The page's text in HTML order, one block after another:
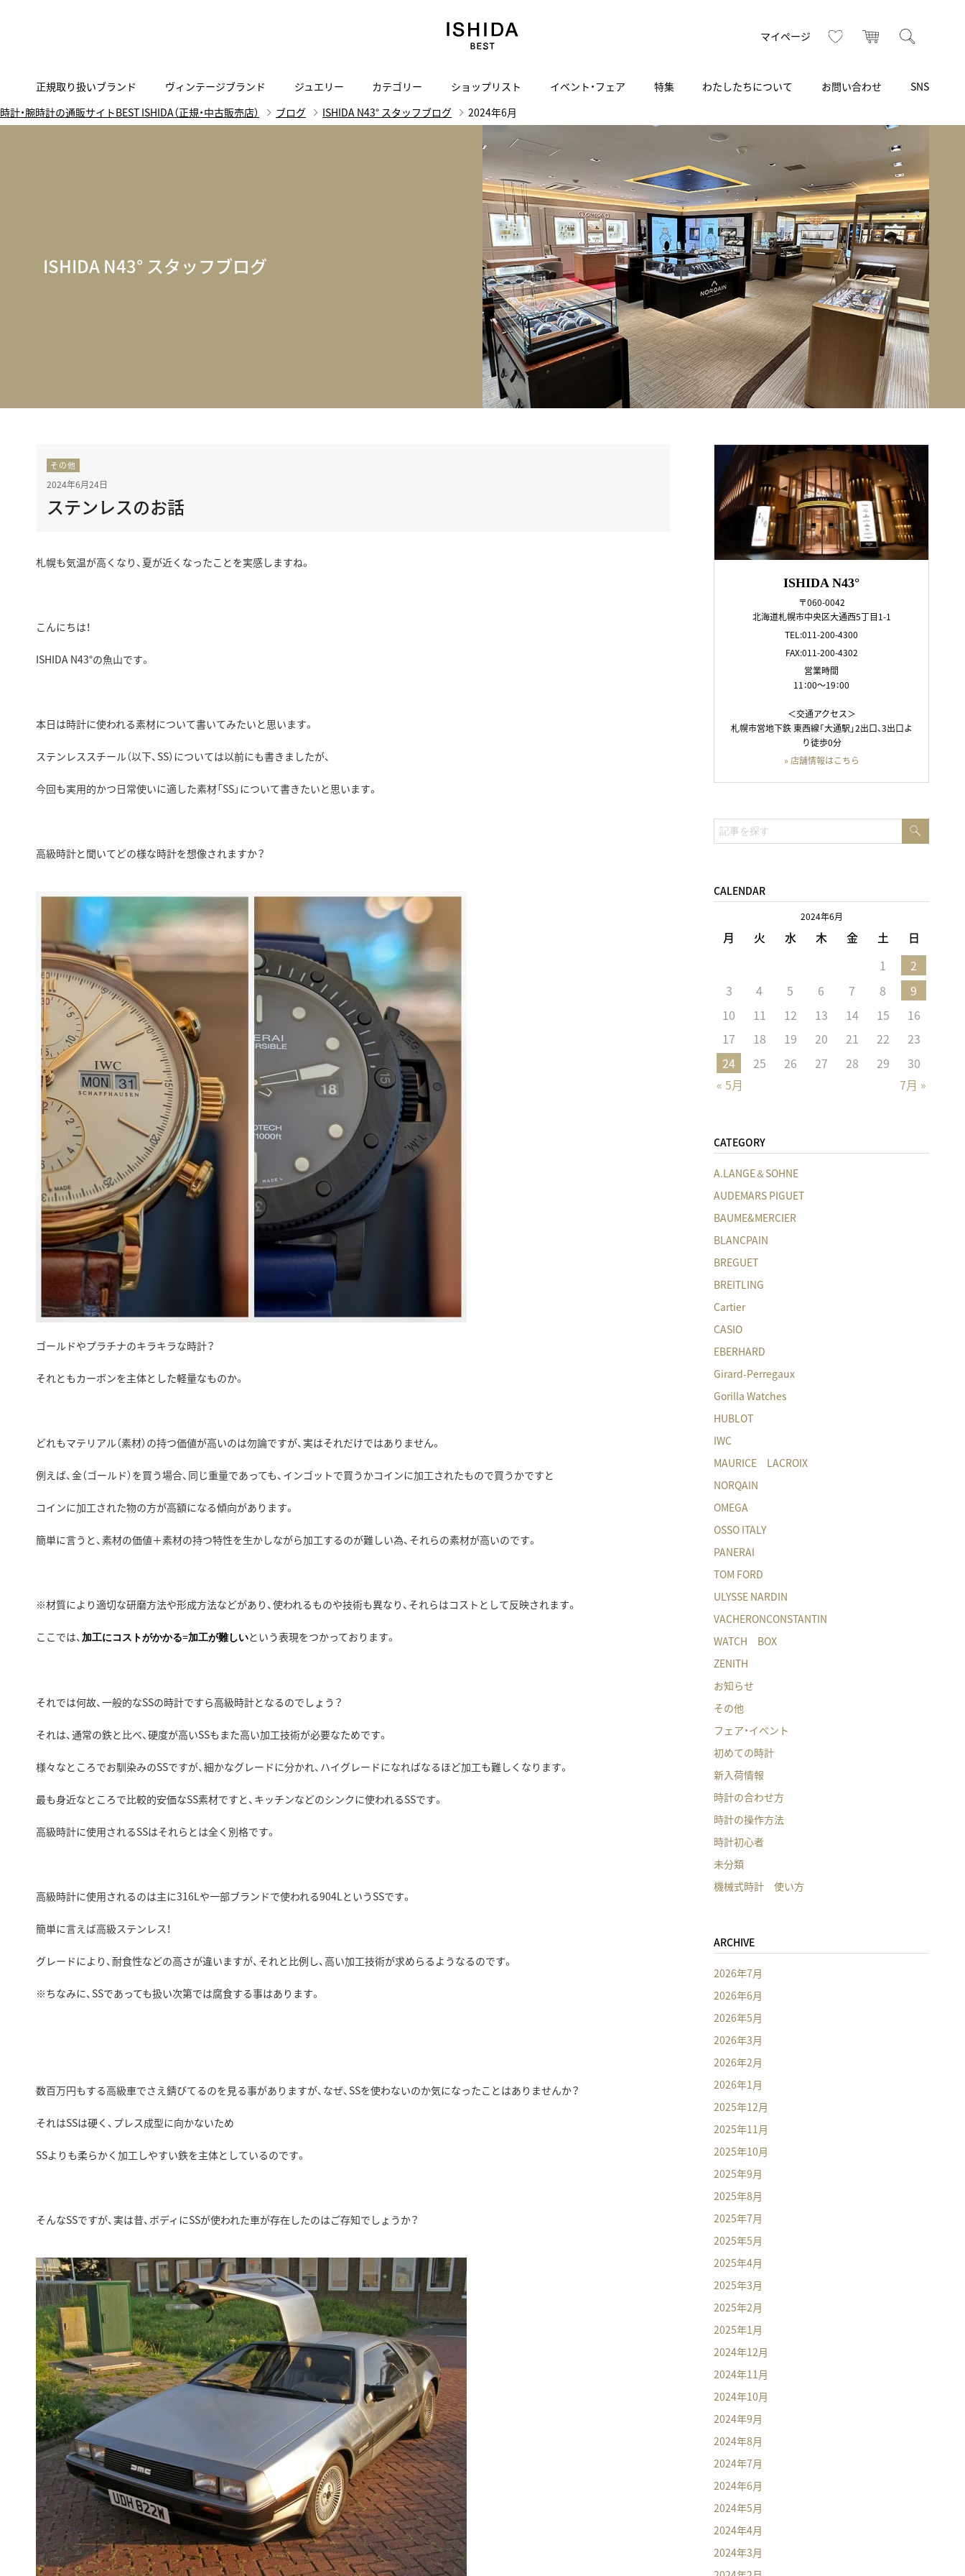
マイページ お気に入りカート
正規取り扱いブランド
A B C D E F G H I J K L M
amazfit
アマズフィット
AMIDA
アミダ
ARMINSTROM
アーミンシュトローム
Arnold & Son
アーノルド＆サン
正規取り扱いブランド一覧はこちら
ヴィンテージブランド
買取り・下取り・委託サービスについて
検索
ヴィンテージブランド一覧はこちら
ジュエリー カテゴリー
ヴィンテージブランド
スマートウォッチ
ISHIDA いいモノ Selection
いいモノ Gift selection
i.s.d.(アイエスディー)
ショップリスト
ISHIDA N43°（札幌）
Luxury Time Lounge ブライトリング ブティック 銀座
ブライトリング ブティック GINZA SIX IWC 表参道ブティック BEST VINTAGE新宿
BEST VINTAGEヒューリックスクエア札幌
ショップリスト一覧はこちら
イベント・フェア 特集 わたしたちについて
代表メッセージ 会社概要
お問い合わせ
お問い合わせ ご来店の予約
SNS
INSTAGRAM
TikTok
時計・腕時計の通販サイトBEST ISHIDA（正規・中古販売店） ブログ ISHIDA N43° スタッフブログ 2024年6月
ISHIDA N43° スタッフブログ
その他
2024年6月24日
ステンレスのお話
札幌も気温が高くなり、夏が近くなったことを実感しますね。
こんにちは！
ISHIDA N43°の魚山です。
本日は時計に使われる素材について書いてみたいと思います。
ステンレススチール（以下、SS）については以前にも書きましたが、
今回も実用的かつ日常使いに適した素材「SS」について書きたいと思います。
高級時計と聞いてどの様な時計を想像されますか？
ゴールドやプラチナのキラキラな時計？
それともカーボンを主体とした軽量なものか。
どれもマテリアル（素材）の持つ価値が高いのは勿論ですが、実はそれだけではありません。
例えば、金（ゴールド）を買う場合、同じ重量であっても、インゴットで買うかコインに加工されたもので買うかですと
コインに加工された物の方が高額になる傾向があります。
簡単に言うと、素材の価値＋素材の持つ特性を生かしながら加工するのが難しい為、それらの素材が高いのです。
※材質により適切な研磨方法や形成方法などがあり、使われるものや技術も異なり、それらはコストとして反映されます。
ここでは、 加工にコストがかかる=加工が難しいという表現をつかっております。
それでは何故、一般的なSSの時計ですら高級時計となるのでしょう？
それは、通常の鉄と比べ、硬度が高いSSもまた高い加工技術が必要なためです。
様々なところでお馴染みのSSですが、細かなグレードに分かれ、ハイグレードになればなるほど加工も難しくなります。
最も身近なところで比較的安価なSS素材ですと、キッチンなどのシンクに使われるSSです。
高級時計に使用されるSSはそれらとは全く別格です。
高級時計に使用されるのは主に316Lや一部ブランドで使われる904LというSSです。
簡単に言えば高級ステンレス！
グレードにより、耐食性などの高さが違いますが、それと比例し、高い加工技術が求めらるようなるのです。
※ちなみに、SSであっても扱い次第では腐食する事はあります。
数百万円もする高級車でさえ錆びてるのを見る事がありますが、なぜ、SSを使わないのか気になったことはありませんか？
それはSSは硬く、プレス成型に向かないため
SSよりも柔らかく加工しやすい鉄を主体としているのです。
そんなSSですが、実は昔、ボディにSSが使われた車が存在したのはご存知でしょうか？
ISHIDA N43°
〒060-0042
北海道札幌市中央区大通西5丁目1-1
TEL:011-200-4300
FAX:011-200-4302
営業時間
11：00～19：00
＜交通アクセス＞
札幌市営地下鉄 東西線「大通駅」2出口、3出口よ
り徒歩0分
» 店舗情報はこちら
検
索:
CALENDAR
2024年6月
月 火 水 木 金 土 日
« 5月 7月 »
1
2
3
4 5 6 7 8
9
10
11 12 13 14 15
16
17
18 19 20 21 22
23
24
25 26 27 28 29 30
CATEGORY
A.LANGE＆SOHNE
AUDEMARS PIGUET
BAUME&MERCIER
BLANCPAIN
BREGUET
BREITLING
Cartier
CASIO
EBERHARD
Girard-Perregaux
Gorilla Watches
HUBLOT
IWC
MAURICE LACROIX
NORQAIN
OMEGA
OSSO ITALY
PANERAI
TOM FORD
ULYSSE NARDIN
VACHERONCONSTANTIN
WATCH BOX
ZENITH
お知らせ
その他
フェア・イベント
初めての時計
新入荷情報
時計の合わせ方
時計の操作方法
時計初心者
未分類
機械式時計 使い方
ARCHIVE
2026年7月
2026年6月
2026年5月
2026年3月
2026年2月
2026年1月
2025年12月
2025年11月
2025年10月
2025年9月
2025年8月
2025年7月
2025年5月
2025年4月
2025年3月
2025年2月
2025年1月
2024年12月
2024年11月
2024年10月
2024年9月
2024年8月
2024年7月
2024年6月
2024年5月
2024年4月
2024年3月